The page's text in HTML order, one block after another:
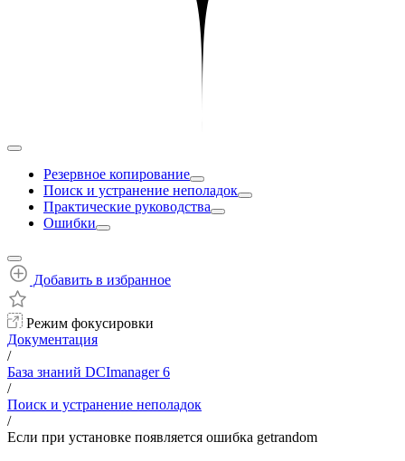
Резервное копирование
Поиск и устранение неполадок
Практические руководства
Ошибки
Добавить в избранное
Режим фокусировки
Документация
/
База знаний DCImanager 6
/
Поиск и устранение неполадок
/
Если при установке появляется ошибка getrandom